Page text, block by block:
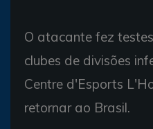
O atacante fez
clubes de divisões
Centre d'Esports
retornar ao Brasil.